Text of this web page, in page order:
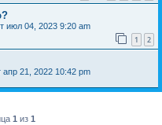
июл 04, 2023 9:20 am
1 2
апр 21, 2022 10:42 pm
1 из 1